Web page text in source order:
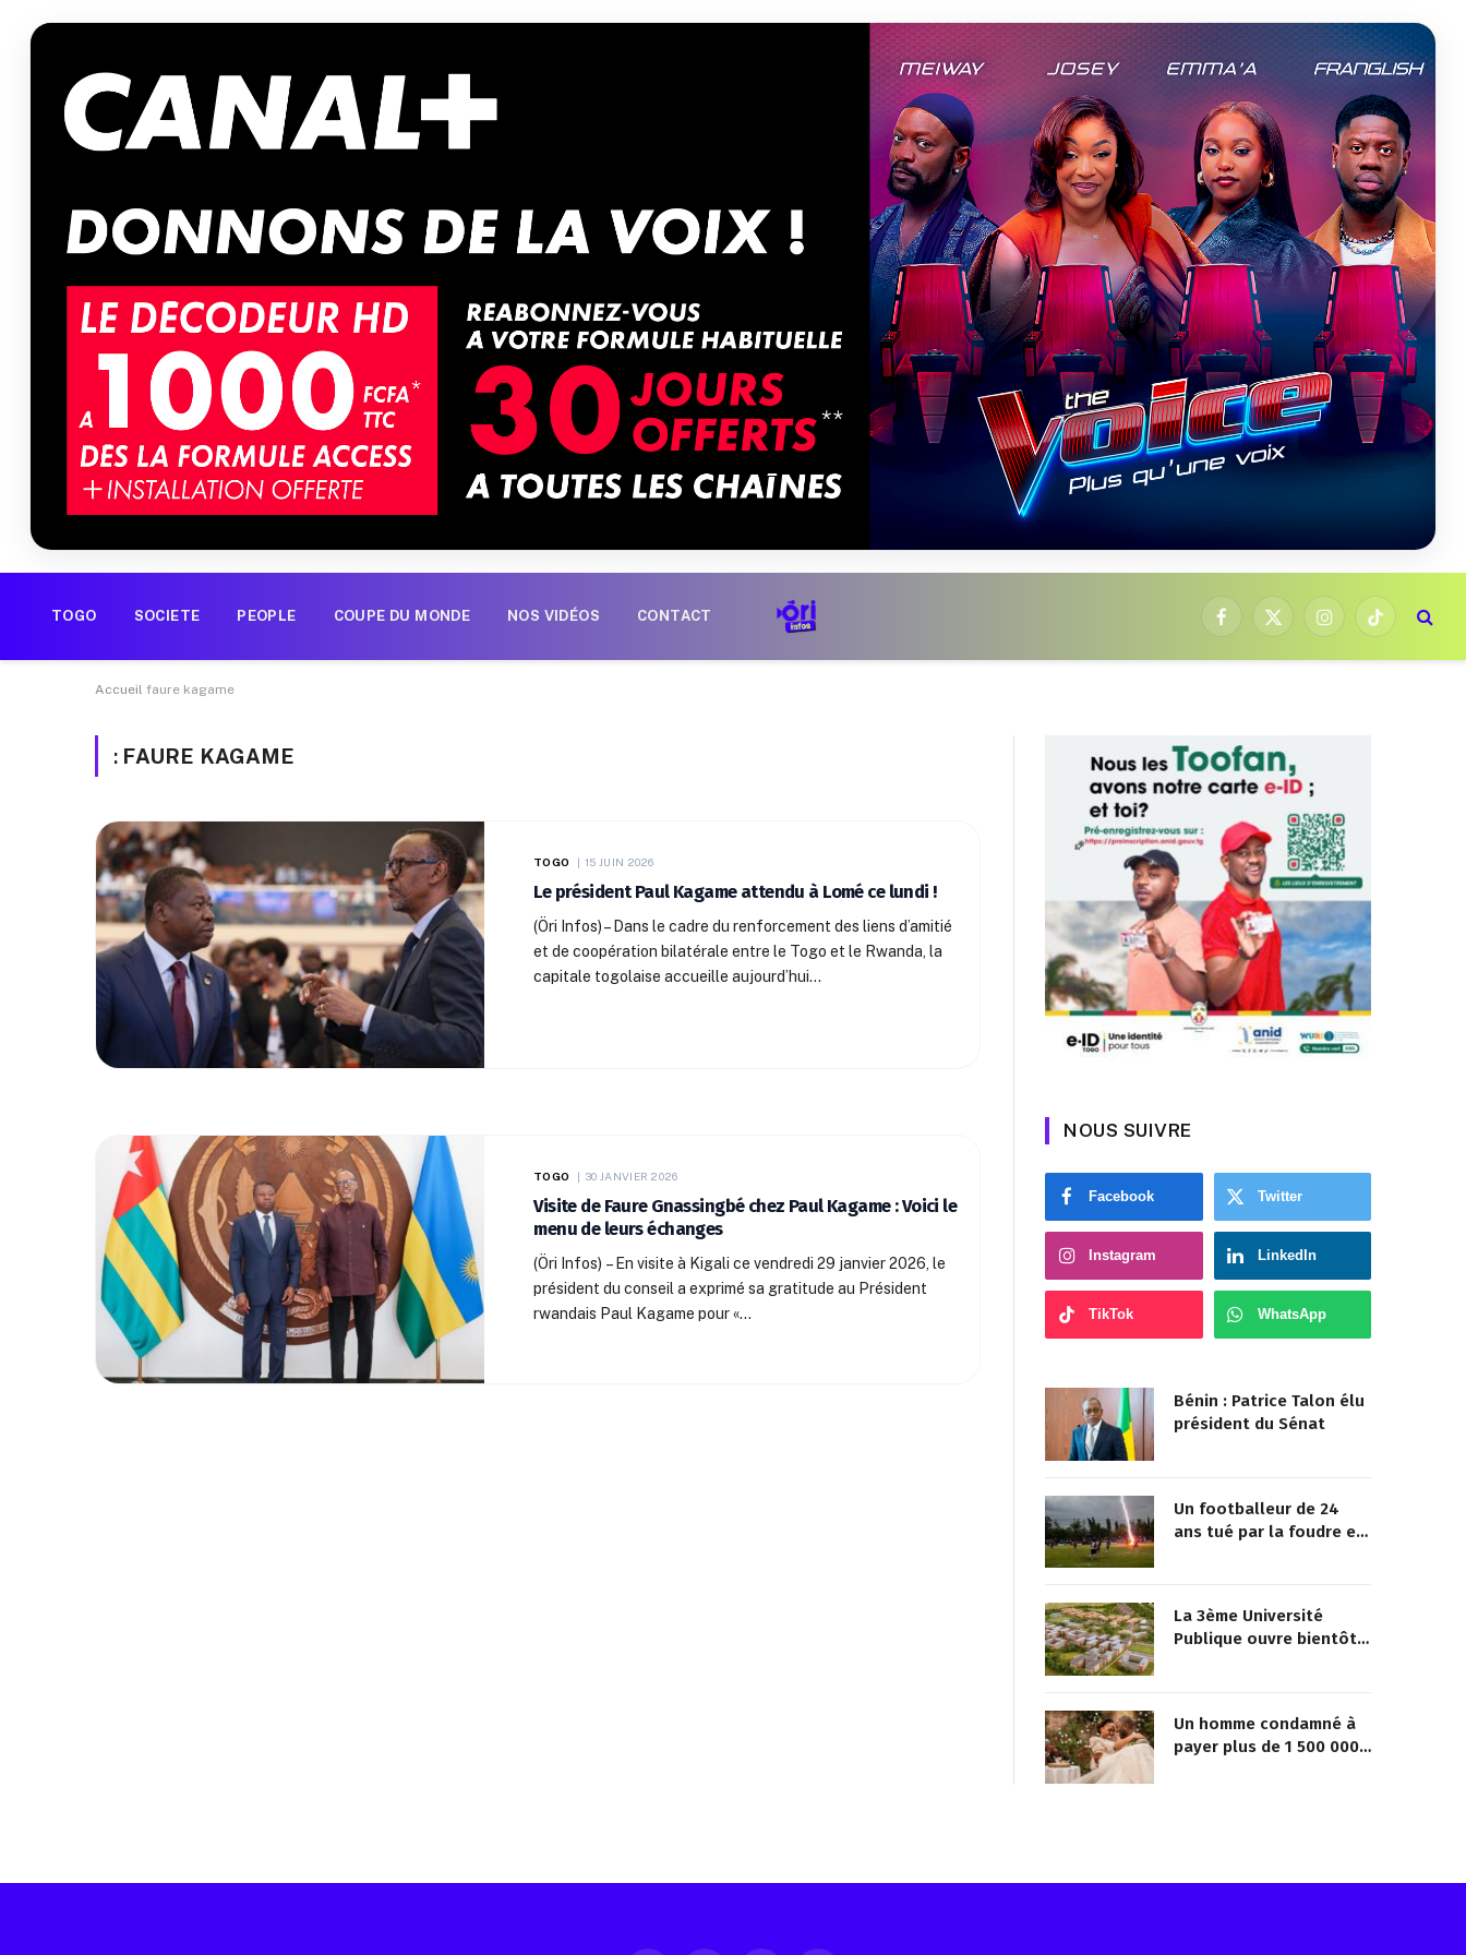
TOGO SOCIETE PEOPLE COUPE DU MONDE NOS VIDÉOS CONTACT
Facebook
X
InstagramTikTok
Accueil faure kagame
: FAURE KAGAME
TOGO 15 JUIN 2026
Le président Paul Kagame attendu à Lomé ce lundi !
(Öri Infos) – Dans le cadre du renforcement des liens d’amitié
et de coopération bilatérale entre le Togo et le Rwanda, la
capitale togolaise accueille aujourd’hui…
TOGO 30 JANVIER 2026
Visite de Faure Gnassingbé chez Paul Kagame : Voici le
menu de leurs échanges
(Öri Infos) – En visite à Kigali ce vendredi 29 janvier 2026, le
président du conseil a exprimé sa gratitude au Président
rwandais Paul Kagame pour «…
NOUS SUIVRE
Facebook Twitter
Instagram LinkedIn
TikTok WhatsApp
Bénin : Patrice Talon élu
président du Sénat
Un footballeur de 24
ans tué par la foudre en
La 3ème Université
Publique ouvre bientôt
Un homme condamné à
payer plus de 1 500 000